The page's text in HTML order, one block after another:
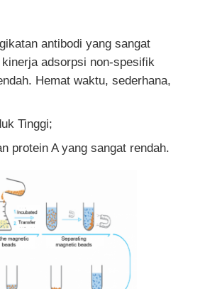
antibodi yang sangat
adsorpsi non-spesifik
Hemat waktu, sederhana,
Tinggi;
protein A yang sangat rendah.